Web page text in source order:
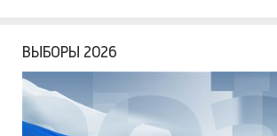
ВЫБОРЫ 2026